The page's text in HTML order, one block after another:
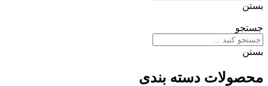
بستن
جستجو
بستن
محصولات دسته بندی